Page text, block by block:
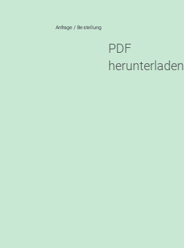
Anfrage / Bestellung
PDF
herunterladen